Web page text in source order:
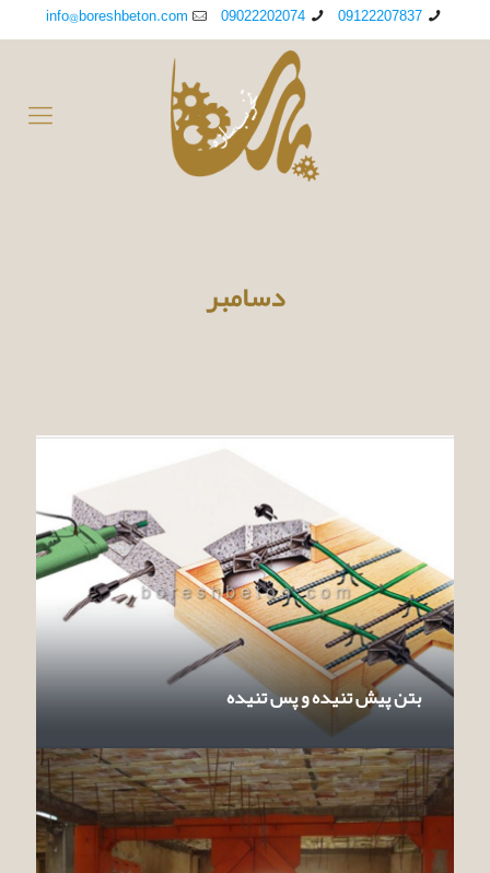
09122207837
09022202074
info@boreshbeton.com
دسامبر
بتن پیش تنیده و پس تنیده